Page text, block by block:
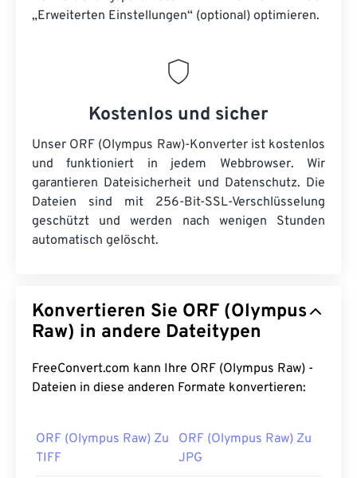
„Erweiterten Einstellungen“ (optional) optimieren.
Kostenlos und sicher
Unser ORF (Olympus Raw)-Konverter ist kostenlos
und funktioniert in jedem Webbrowser. Wir
garantieren Dateisicherheit und Datenschutz. Die
Dateien sind mit 256-Bit-SSL-Verschlüsselung
geschützt und werden nach wenigen Stunden
automatisch gelöscht.
Konvertieren Sie ORF (Olympus
Raw) in andere Dateitypen
FreeConvert.com kann Ihre ORF (Olympus Raw) -
Dateien in diese anderen Formate konvertieren:
ORF (Olympus Raw) Zu
TIFF
ORF (Olympus Raw) Zu
JPG